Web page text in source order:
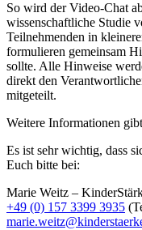
So wird der Video-Chat
wissenschaftliche Studie
Teilnehmenden in
formulieren gemeinsam
sollte. Alle Hinweise
direkt den
mitgeteilt.
Weitere Informationen
Es ist sehr wichtig, dass
Euch bitte bei:
Marie Weitz –
+49 (0) 157 3399 3935